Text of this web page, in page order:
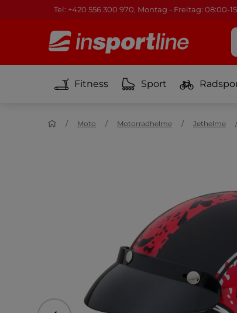
Tel: +420 556 300 970, Montag - Freitag: 08:00-
Fitness Sport
Moto Motorradhelme Jethelme